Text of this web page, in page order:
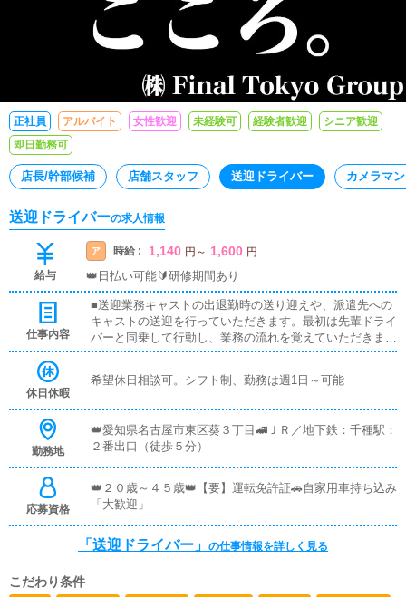
正社員 アルバイト 女性歓迎 未経験可 経験者歓迎
シニア歓迎
即日勤務可
店長/幹部候補 店舗スタッフ 送迎ドライバー カメラマ
送迎ドライバーの求人情報
給与
ア 時給 : 1,140 円 ～ 1,600 円
👑日払い可能🔰研修期間あり
仕事内容
■送迎業務キャストの出退勤時の送り迎えや、派遣先への
キャストの送迎を行っていただきます。最初は先輩ドライ
バーと同乗して行動し、業務の流れを覚えていただきます
ので、未経験の方でも安心して働けます。お客様と対面で
は支給します。■清掃業務送迎業務の空き時間に、事務所
休日休暇
希望休日相談可。シフト制、勤務は週1日～可能
勤務地
👑愛知県名古屋市東区葵３丁目🚄ＪＲ／地下鉄：千種駅：
２番出口（徒歩５分）
応募資格
👑２０歳～４５歳👑【要】運転免許証🚗自家用車持ち込み
「大歓迎」
「送迎ドライバー」 の仕事情報を詳しく見る
こだわり条件